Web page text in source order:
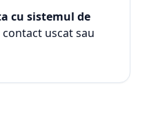
cu sistemul de
uscat sau